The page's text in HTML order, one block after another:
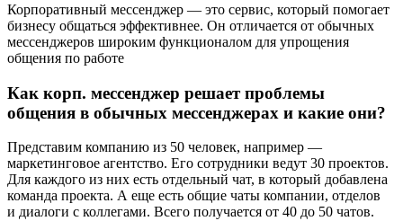
Корпоративный мессенджер — это сервис, который помогает
бизнесу общаться эффективнее. Он отличается от обычных
мессенджеров широким функционалом для упрощения
общения по работе
Как корп. мессенджер решает проблемы
общения в обычных мессенджерах и какие они?
Представим компанию из 50 человек, например —
маркетинговое агентство. Его сотрудники ведут 30 проектов.
Для каждого из них есть отдельный чат, в который добавлена
команда проекта. А еще есть общие чаты компании, отделов
и диалоги с коллегами. Всего получается от 40 до 50 чатов.